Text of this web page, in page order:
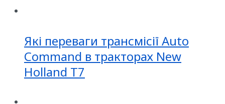
Які переваги трансмісії Auto
Command в тракторах New
Holland T7